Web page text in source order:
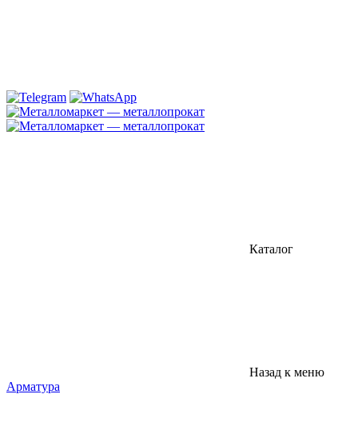
Каталог
Назад к меню
Арматура